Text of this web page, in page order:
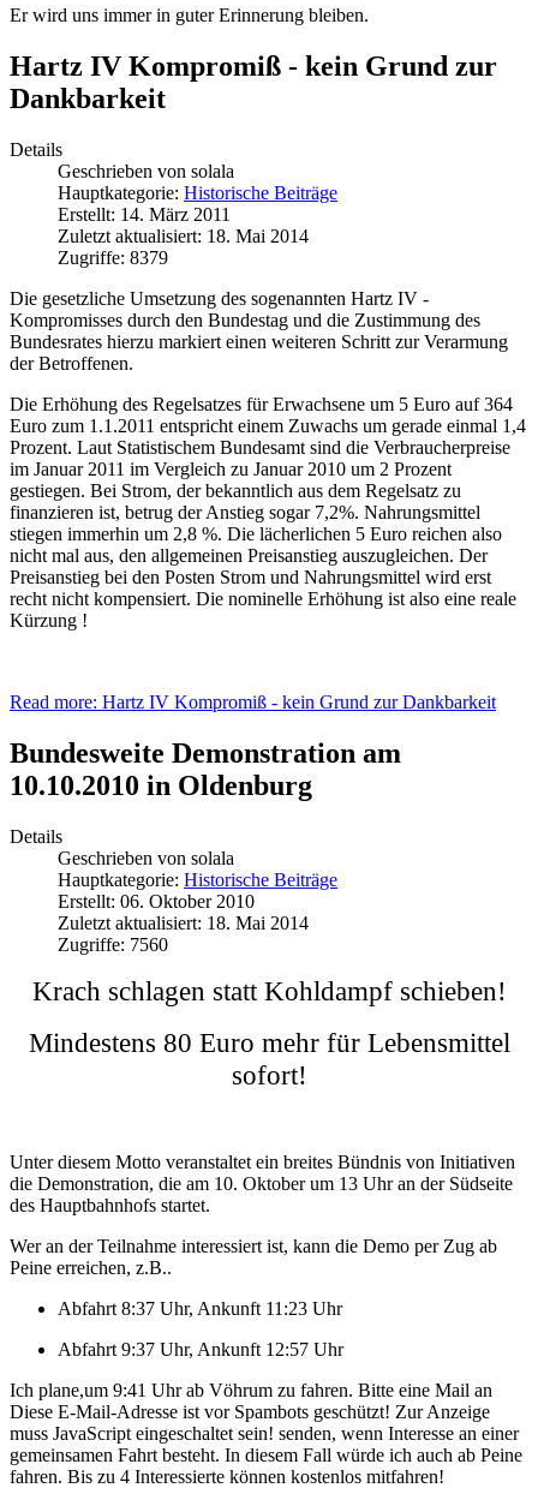
Er wird uns immer in guter Erinnerung bleiben.
Hartz IV Kompromiß - kein Grund zur
Dankbarkeit
Details
Geschrieben von solala
Hauptkategorie: Historische Beiträge
Erstellt: 14. März 2011
Zuletzt aktualisiert: 18. Mai 2014
Zugriffe: 8379
Die gesetzliche Umsetzung des sogenannten Hartz IV -
Kompromisses durch den Bundestag und die Zustimmung des
Bundesrates hierzu markiert einen weiteren Schritt zur Verarmung
der Betroffenen.
Die Erhöhung des Regelsatzes für Erwachsene um 5 Euro auf 364
Euro zum 1.1.2011 entspricht einem Zuwachs um gerade einmal 1,4
Prozent. Laut Statistischem Bundesamt sind die Verbraucherpreise
im Januar 2011 im Vergleich zu Januar 2010 um 2 Prozent
gestiegen. Bei Strom, der bekanntlich aus dem Regelsatz zu
finanzieren ist, betrug der Anstieg sogar 7,2%. Nahrungsmittel
stiegen immerhin um 2,8 %. Die lächerlichen 5 Euro reichen also
nicht mal aus, den allgemeinen Preisanstieg auszugleichen. Der
Preisanstieg bei den Posten Strom und Nahrungsmittel wird erst
recht nicht kompensiert. Die nominelle Erhöhung ist also eine reale
Kürzung !
Read more: Hartz IV Kompromiß - kein Grund zur Dankbarkeit
Bundesweite Demonstration am
10.10.2010 in Oldenburg
Details
Geschrieben von solala
Hauptkategorie: Historische Beiträge
Erstellt: 06. Oktober 2010
Zuletzt aktualisiert: 18. Mai 2014
Zugriffe: 7560
Krach schlagen statt Kohldampf schieben!
Mindestens 80 Euro mehr für Lebensmittel
sofort!
Unter diesem Motto veranstaltet ein breites Bündnis von Initiativen
die Demonstration, die am 10. Oktober um 13 Uhr an der Südseite
des Hauptbahnhofs startet.
Wer an der Teilnahme interessiert ist, kann die Demo per Zug ab
Peine erreichen, z.B..
Abfahrt 8:37 Uhr, Ankunft 11:23 Uhr
Abfahrt 9:37 Uhr, Ankunft 12:57 Uhr
Ich plane,um 9:41 Uhr ab Vöhrum zu fahren. Bitte eine Mail an
Diese E-Mail-Adresse ist vor Spambots geschützt! Zur Anzeige
muss JavaScript eingeschaltet sein! senden, wenn Interesse an einer
gemeinsamen Fahrt besteht. In diesem Fall würde ich auch ab Peine
fahren. Bis zu 4 Interessierte können kostenlos mitfahren!